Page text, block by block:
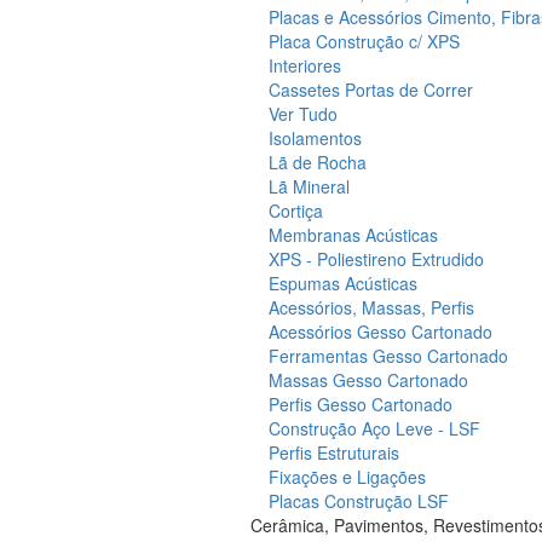
Placas e Acessórios Cimento,
Placa Construção c/ XPS
Interiores
Cassetes Portas de Correr
Ver Tudo
Isolamentos
Lã de Rocha
Lã Mineral
Cortiça
Membranas Acústicas
XPS - Poliestireno Extrudido
Espumas Acústicas
Acessórios, Massas, Perfis
Acessórios Gesso Cartonado
Ferramentas Gesso Cartonado
Massas Gesso Cartonado
Perfis Gesso Cartonado
Construção Aço Leve - LSF
Perfis Estruturais
Fixações e Ligações
Placas Construção LSF
Cerâmica, Pavimentos,